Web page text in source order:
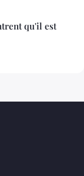
qu'il est